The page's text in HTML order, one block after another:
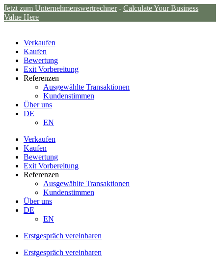
Jetzt zum Unternehmenswertrechner- Calculate Your Business
Value Here
Verkaufen
Kaufen
Bewertung
Exit Vorbereitung
Referenzen
Ausgewählte Transaktionen
Kundenstimmen
Über uns
DE
EN
Verkaufen
Kaufen
Bewertung
Exit Vorbereitung
Referenzen
Ausgewählte Transaktionen
Kundenstimmen
Über uns
DE
EN
Erstgespräch vereinbaren
Erstgespräch vereinbaren